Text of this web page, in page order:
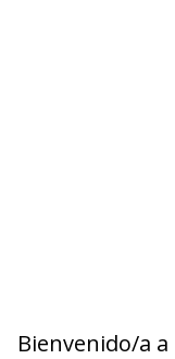
Bienvenido/a a